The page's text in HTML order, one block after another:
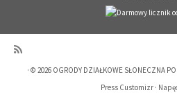
· © 2026 OGRODY DZIAŁKOWE SŁONECZNA
Press Customizr ·